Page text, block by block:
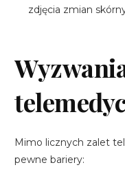
zdjęcia zmian
Mimo licznych zalet
pewne bariery: